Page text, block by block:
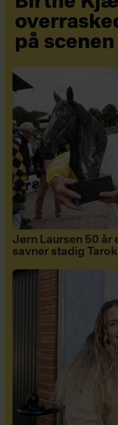
på scenen
Jørn Laursen 50 år
savner stadig Tarok